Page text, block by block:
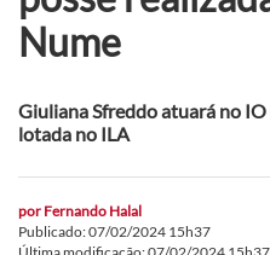
Nume
Giuliana Sfreddo atuará no
lotada no ILA
por Fernando Halal
Publicado: 07/02/2024 15h37